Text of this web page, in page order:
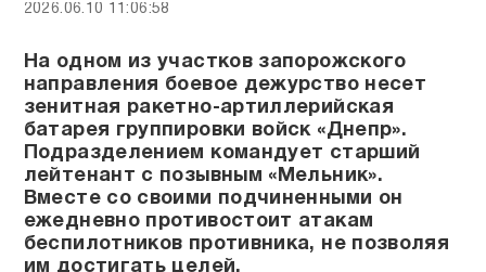
2026.06.10 11:06:58
На одном из участков запорожского
направления боевое дежурство несет
зенитная ракетно-артиллерийская
батарея группировки войск «Днепр».
Подразделением командует старший
лейтенант с позывным «Мельник».
Вместе со своими подчиненными он
ежедневно противостоит атакам
беспилотников противника, не позволяя
им достигать целей.